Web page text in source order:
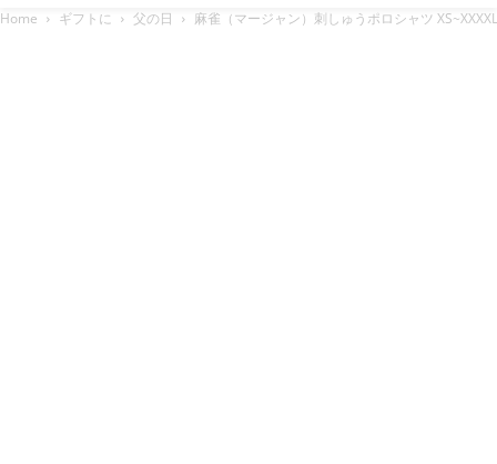
Home ギフトに 父の日 麻雀（マージャン）刺しゅうポロシャツ